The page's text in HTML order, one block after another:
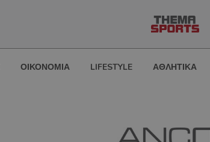
ΟΙΚΟΝΟΜΙΑ LIFESTYLE ΑΘΛΗΤΙΚΑ